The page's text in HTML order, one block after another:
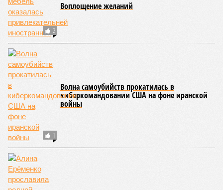
2
Воплощение желаний
1
Волна самоубийств прокатилась в
киберкомандовании США на фоне иранской
войны